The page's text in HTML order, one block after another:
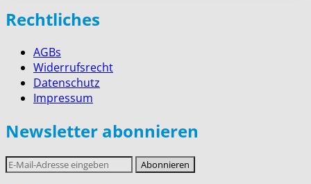
Rechtliches
AGBs
Widerrufsrecht
Datenschutz
Impressum
Newsletter abonnieren
E-
Mail-
Abonnieren